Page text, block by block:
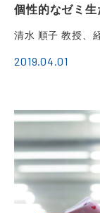
個性的なゼミ
清水 順子 教授、
2019.04.01